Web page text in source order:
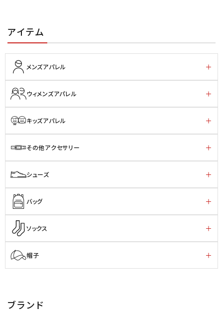
アイテム
メンズアパレル
ウィメンズアパレル
キッズアパレル
その他アクセサリー
シューズ
バッグ
ソックス
帽子
ブランド